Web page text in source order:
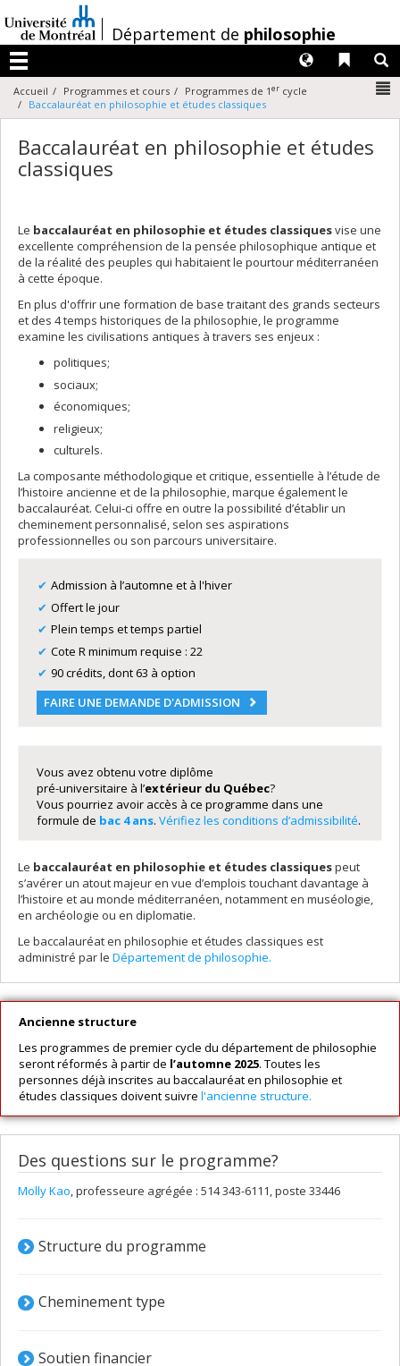
au
contenu
/Département de philosophie
Menu
Liens
Langues
Accueil Programmes et cours Programmes de 1er cycle
Baccalauréat en philosophie et études classiques
Baccalauréat en philosophie et études
classiques
Le baccalauréat en philosophie et études classiquesvise une
excellente compréhension de la pensée philosophique antique et
de la réalité des peuples qui habitaient le pourtour méditerranéen
à cette époque.
En plus d'offrir une formation de base traitant des grands secteurs
et des 4 temps historiques de la philosophie, le programme
examine les civilisations antiques à travers ses enjeux :
politiques;
sociaux;
économiques;
religieux;
culturels.
La composante méthodologique et critique, essentielle à l’étude de
l’histoire ancienne et de la philosophie, marque également le
baccalauréat. Celui-ci offre en outre la possibilité d’établir un
cheminement personnalisé, selon ses aspirations
professionnelles ou son parcours universitaire.
Admission à l’automne et à l'hiver
Offert le jour
Plein temps et temps partiel
Cote R minimum requise : 22
90 crédits, dont 63 à option
FAIRE UNE DEMANDE D'ADMISSION
Vous avez obtenu votre diplôme
pré-universitaire à l’extérieur du Québec?
Vous pourriez avoir accès à ce programme dans une
formule de bac 4 ans. Vérifiez les conditions d’admissibilité.
Le baccalauréat en philosophie et études classiquespeut
s’avérer un atout majeur en vue d’emplois touchant davantage à
l’histoire et au monde méditerranéen, notamment en muséologie,
en archéologie ou en diplomatie.
Le baccalauréat en philosophie et études classiques est
administré par le Département de philosophie.
Ancienne structure
Les programmes de premier cycle du département de philosophie
seront réformés à partir de l’automne 2025. Toutes les
personnes déjà inscrites au baccalauréat en philosophie et
études classiques doivent suivre l'ancienne structure.
Des questions sur le programme?
Molly Kao , professeure agrégée : 514 343-6111, poste 33446
Structure du programme
Cheminement type
Soutien financier